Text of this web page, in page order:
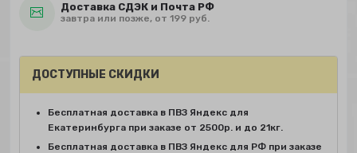
Доставка СДЭК и Почта РФ
завтра или позже, от 199 руб.
ДОСТУПНЫЕ СКИДКИ
Бесплатная доставка в ПВЗ Яндекс для
Екатеринбурга при заказе от 2500р. и до 21кг.
Бесплатная доставка в ПВЗ Яндекс для РФ при заказе